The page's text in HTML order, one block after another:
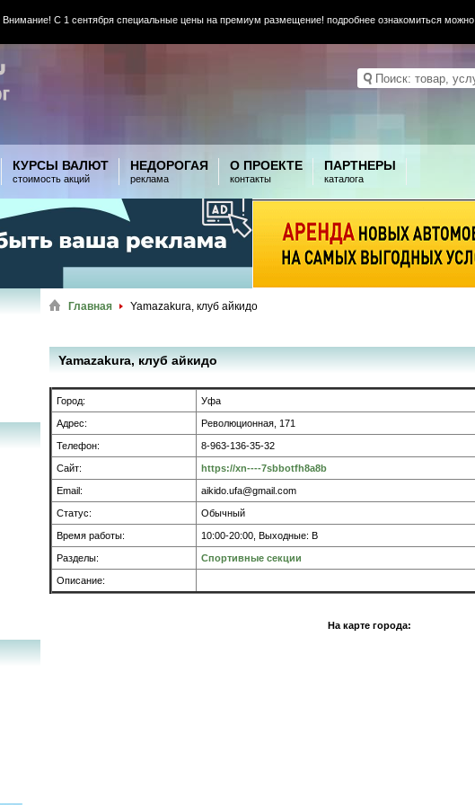
Внимание! С 1 сентября специальные цены на премиум размещение! подробнее ознакомиться можно
КУРСЫ ВАЛЮТ
стоимость акций
НЕДОРОГАЯ
реклама
О ПРОЕКТЕ
контакты
ПАРТНЕРЫ
каталога
Главная Yamazakura, клуб айкидо
Yamazakura, клуб айкидо
Город: Уфа
Адрес: Революционная, 171
Телефон: 8-963-136-35-32
Сайт: https://xn----7sbbotfh8a8b
Email: aikido.ufa@gmail.com
Статус: Обычный
Время работы: 10:00-20:00, Выходные: В
Разделы: Спортивные секции
Описание:
На карте города: